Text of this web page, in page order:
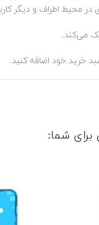
محیط اطراف و دیگر
می‌کند.
خرید خود اضافه کنید.
برای شما: